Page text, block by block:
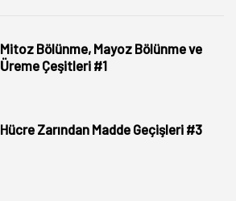
Mitoz Bölünme, Mayoz Bölünme ve
Üreme Çeşitleri #1
Hücre Zarından Madde Geçişleri #3